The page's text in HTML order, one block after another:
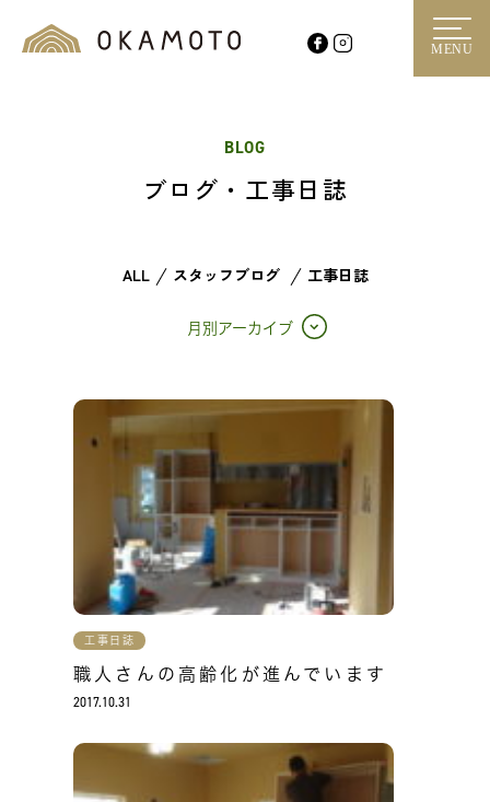
MENU
BLOG
ブログ・工事日誌
ALL スタッフブログ 工事日誌
月別アーカイブ
工事日誌
職人さんの高齢化が進んでいます
2017.10.31